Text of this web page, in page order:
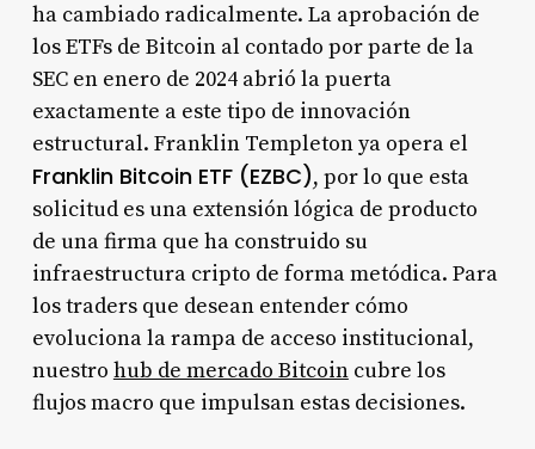
ha cambiado radicalmente. La aprobación de
los ETFs de Bitcoin al contado por parte de la
SEC en enero de 2024 abrió la puerta
exactamente a este tipo de innovación
estructural. Franklin Templeton ya opera el
Franklin Bitcoin ETF (EZBC), por lo que esta
solicitud es una extensión lógica de producto
de una firma que ha construido su
infraestructura cripto de forma metódica. Para
los traders que desean entender cómo
evoluciona la rampa de acceso institucional,
nuestro hub de mercado Bitcoincubre los
flujos macro que impulsan estas decisiones.